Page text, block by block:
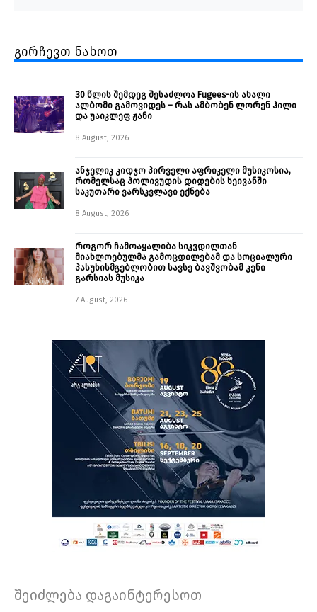
გირჩევთ ნახოთ
30 წლის შემდეგ შესაძლოა Fugees-ის ახალი
ალბომი გამოვიდეს – რას ამბობენ ლორენ ჰილი
და უაიკლეფ ჟანი
8 August, 2026
ანჯელიკ კიდჯო პირველი აფრიკელი მუსიკოსია,
რომელსაც ჰოლივუდის დიდების ხეივანში
საკუთარი ვარსკვლავი ექნება
8 August, 2026
როგორ ჩამოაყალიბა სიკვდილთან
მიახლოებულმა გამოცდილებამ და სოციალური
პასუხისმგებლობით სავსე ბავშვობამ კენი
გარსიას მუსიკა
7 August, 2026
შეიძლება დაგაინტერესოთ